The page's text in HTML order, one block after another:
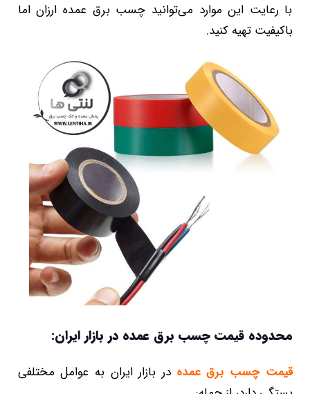
با رعایت این موارد می‌توانید چسب برق عمده ارزان اما
باکیفیت تهیه کنید.
محدوده قیمت چسب برق عمده در بازار ایران:
قیمت چسب برق عمده در بازار ایران به عوامل مختلفی